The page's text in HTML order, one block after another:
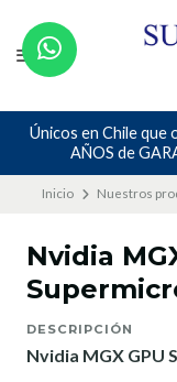
Únicos en Chile que
AÑOS de
Inicio Nuestros
Nvidia
DESCRIPCIÓN
Nvidia MGX GPU